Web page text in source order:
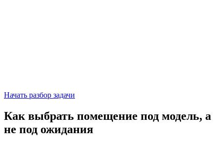
Начать разбор задачи
Как выбрать помещение под модель, а
не под ожидания